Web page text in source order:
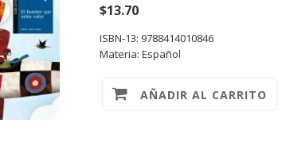
$13.70
ISBN-13: 9788414010846
Materia: Español
AÑADIR AL CARRITO